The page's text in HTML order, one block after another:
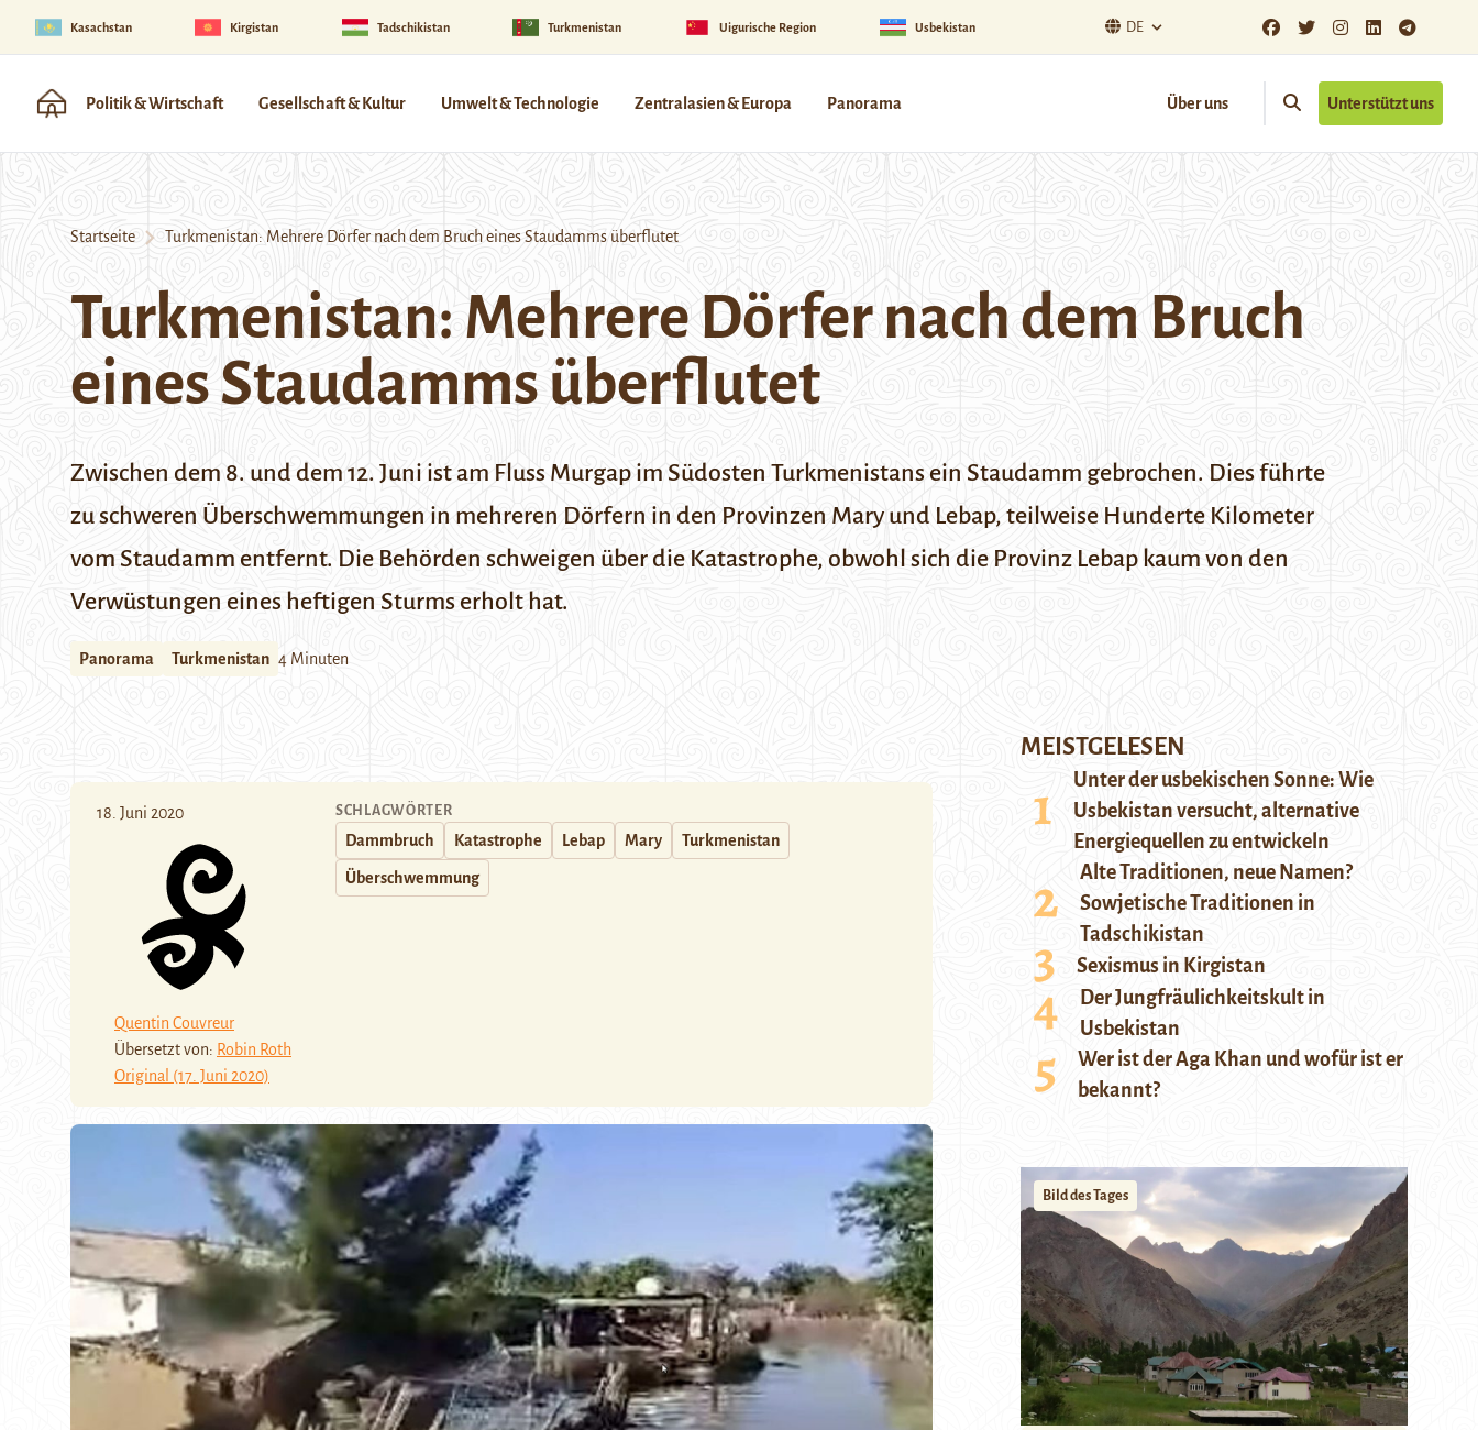
Kasachstan Kirgistan Tadschikistan Turkmenistan Uigurische Region Usbekistan DE
Politik & Wirtschaft Gesellschaft & Kultur Umwelt & Technologie Zentralasien & Europa Panorama Über uns Unterstützt uns
Startseite Turkmenistan: Mehrere Dörfer nach dem Bruch eines Staudamms überflutet
Turkmenistan: Mehrere Dörfer nach dem Bruch
eines Staudamms überflutet
Zwischen dem 8. und dem 12. Juni ist am Fluss Murgap im Südosten Turkmenistans ein Staudamm gebrochen. Dies führte
zu schweren Überschwemmungen in mehreren Dörfern in den Provinzen Mary und Lebap, teilweise Hunderte Kilometer
vom Staudamm entfernt. Die Behörden schweigen über die Katastrophe, obwohl sich die Provinz Lebap kaum von den
Verwüstungen eines heftigen Sturms erholt hat.
Panorama Turkmenistan 4 Minuten
18. Juni 2020
Quentin Couvreur
Übersetzt von: Robin Roth
Original (17. Juni 2020)
SCHLAGWÖRTER
Dammbruch Katastrophe Lebap Mary Turkmenistan
Überschwemmung
MEISTGELESEN
Unter der usbekischen Sonne: Wie
Usbekistan versucht, alternative
Energiequellen zu entwickeln
Alte Traditionen, neue Namen?
Sowjetische Traditionen in
Tadschikistan
Sexismus in Kirgistan
Der Jungfräulichkeitskult in
Usbekistan
Wer ist der Aga Khan und wofür ist er
bekannt?
Bild des Tages